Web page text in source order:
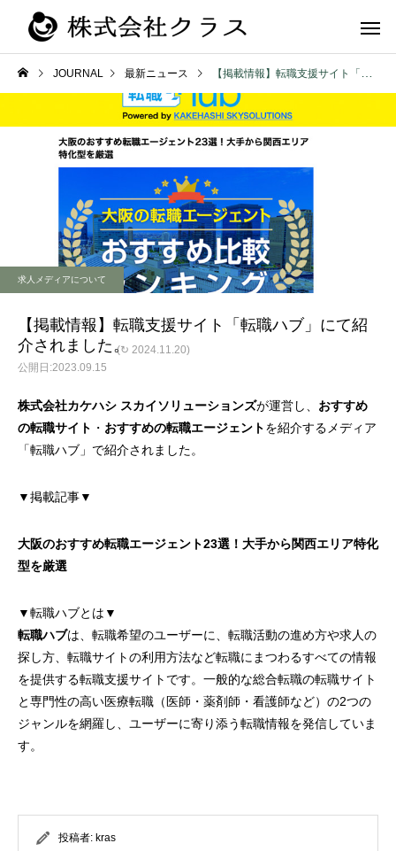
新卒
第二新卒・メ
JOURNAL 最新ニュース 【掲載情報】転職支援サイト「転職ハブ」にて紹介されました。
求人メディアについて
【掲載情報】転職支援サイト「転職ハブ」にて紹
介されました。
2023.09.15
(↻ 2024.11.20)
株式会社カケハシ スカイソリューションズが運営し、 おすすめ
の転職サイト ・ おすすめの転職エージェントを紹介するメディア
「転職ハブ」で紹介されました。
▼掲載記事▼
大阪のおすすめ転職エージェント23選！大手から関西エリア特化
型を厳選
▼転職ハブとは▼
転職ハブは、転職希望のユーザーに、転職活動の進め方や求人の
探し方、転職サイトの利用方法など転職にまつわるすべての情報
を提供する転職支援サイトです。一般的な総合転職の転職サイト
と専門性の高い医療転職（医師・薬剤師・看護師など）の2つの
ジャンルを網羅し、ユーザーに寄り添う転職情報を発信していま
す。
投稿者: kras